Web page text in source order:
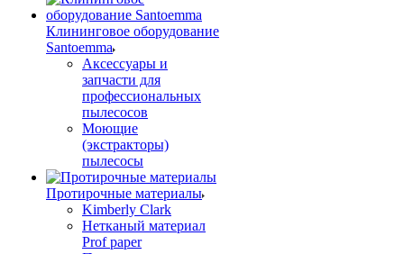
Клининговое оборудование
Santoemma
Аксессуары и
запчасти для
профессиональных
пылесосов
Моющие
(экстракторы)
пылесосы
Протирочные материалы
Kimberly Clark
Нетканый материал
Prof paper